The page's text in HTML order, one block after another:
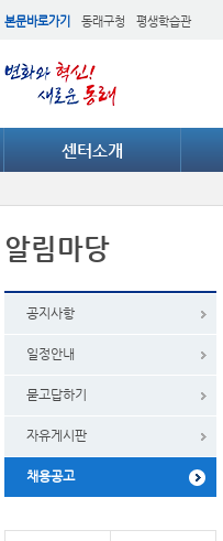
본문바로가기 동래구청 평생학습관
센터소개
알림마당
공지사항
일정안내
묻고답하기
자유게시판
채용공고